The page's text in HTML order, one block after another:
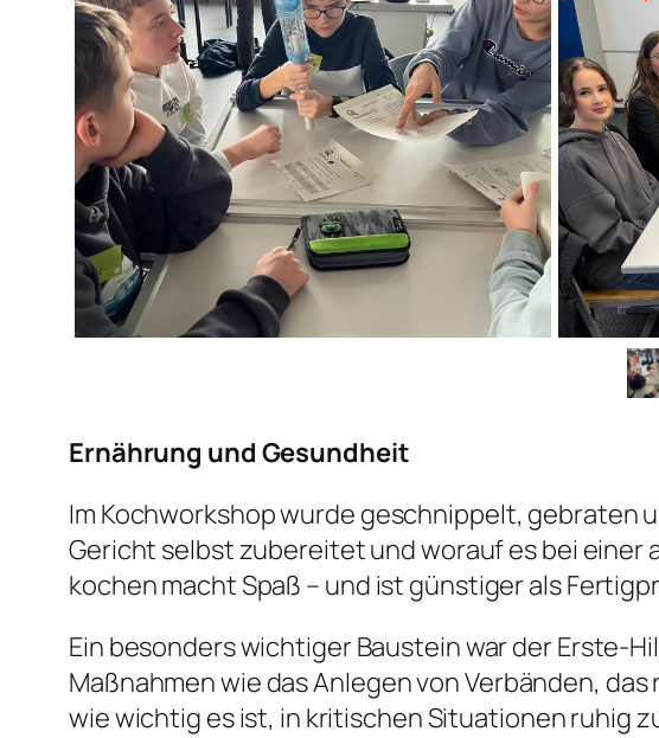
Ernährung und Gesundheit
Im Kochworkshop wurde geschnippelt, gebraten
Gericht selbst zubereitet und worauf es bei einer
kochen macht Spaß – und ist günstiger als
Ein besonders wichtiger Baustein war der Erste-
Maßnahmen wie das Anlegen von Verbänden,
wie wichtig es ist, in kritischen Situationen ruhig